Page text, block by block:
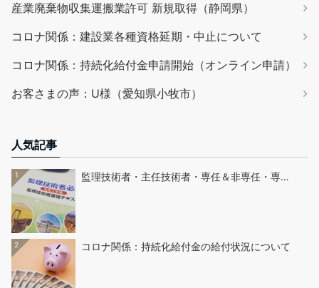
産業廃棄物収集運搬業許可 新規取得（静岡県）
コロナ関係：建設業各種資格延期・中止について
コロナ関係：持続化給付金申請開始（オンライン申請）
お客さまの声：U様（愛知県小牧市）
人気記事
1 監理技術者・主任技術者・専任＆非専任・専…
2 コロナ関係：持続化給付金の給付状況について